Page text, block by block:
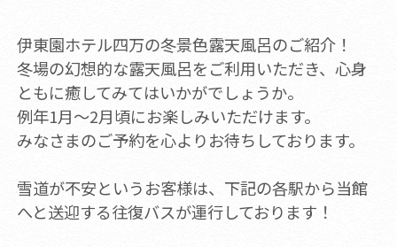
伊東園ホテル四万の冬景色露天風呂のご紹介！
冬場の幻想的な露天風呂をご利用いただき、心身
ともに癒してみてはいかがでしょうか。
例年1月～2月頃にお楽しみいただけます。
みなさまのご予約を心よりお待ちしております。
雪道が不安というお客様は、下記の各駅から当館
へと送迎する往復バスが運行しております！